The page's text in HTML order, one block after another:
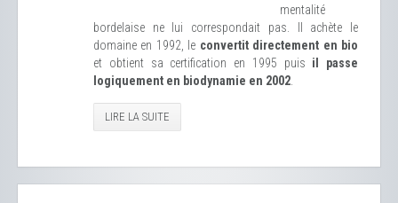
mentalité
bordelaise ne lui correspondait pas. Il achète le
domaine en 1992, le convertit directement en bio
et obtient sa certification en 1995 puis il passe
logiquement en biodynamie en 2002
LIRE LA SUITE